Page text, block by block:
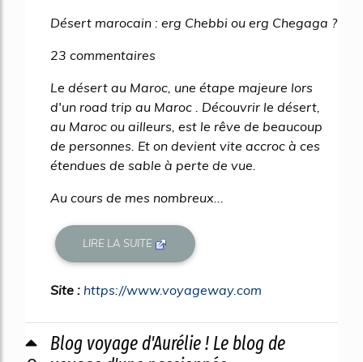
Désert marocain : erg Chebbi ou erg Chegaga ?
23 commentaires
Le désert au Maroc, une étape majeure lors
d'un road trip au Maroc . Découvrir le désert,
au Maroc ou ailleurs, est le rêve de beaucoup
de personnes. Et on devient vite accroc à ces
étendues de sable à perte de vue.
Au cours de mes nombreux...
LIRE LA SUITE
Site : https://www.voyageway.com
Blog voyage d'Aurélie ! Le blog de